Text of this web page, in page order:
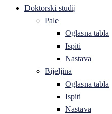
Doktorski studij
Pale
Oglasna tabla
Ispiti
Nastava
Bijeljina
Oglasna tabla
Ispiti
Nastava